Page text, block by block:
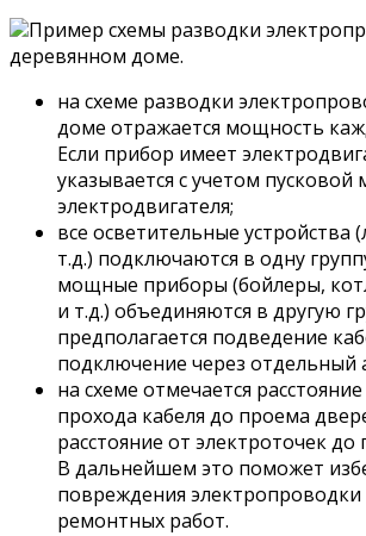
Пример схемы разводки
деревянном доме.
на схеме разводки
доме отражается мощность
Если прибор имеет
указывается с учетом
электродвигателя;
все осветительные устройства
т.д.) подключаются в одну
мощные приборы (бойлеры,
и т.д.) объединяются в другую
предполагается подведение
подключение через отдельный
на схеме отмечается
прохода кабеля до проема
расстояние от электроточек до
В дальнейшем это поможет
повреждения
ремонтных работ.